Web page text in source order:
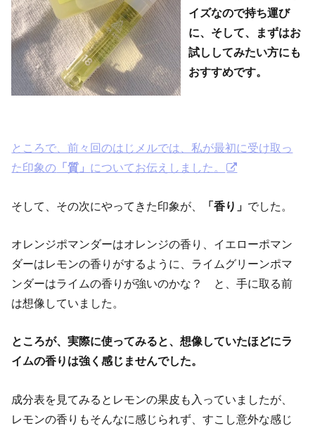
イズなので持ち運び
に、そして、まずはお
試ししてみたい方にも
おすすめです。
ところで、前々回のはじメルでは、私が最初に受け取っ
た印象の 「質」 についてお伝えしました。
そして、その次にやってきた印象が、 「香り」 でした。
オレンジポマンダーはオレンジの香り、イエローポマン
ダーはレモンの香りがするように、ライムグリーンポマ
ンダーはライムの香りが強いのかな？ と、手に取る前
は想像していました。
ところが、実際に使ってみると、想像していたほどにラ
イムの香りは強く感じませんでした。
成分表を見てみるとレモンの果皮も入っていましたが、
レモンの香りもそんなに感じられず、すこし意外な感じ